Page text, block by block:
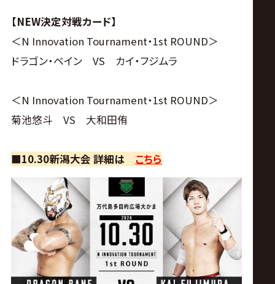
【NEW決定対戦カード】
＜N Innovation Tournament・1st ROUND＞
ドラゴン・ベイン VS カイ・フジムラ
＜N Innovation Tournament・1st ROUND＞
菊池悠斗 VS 大和田侑
■10.30新潟大会 詳細は こちら